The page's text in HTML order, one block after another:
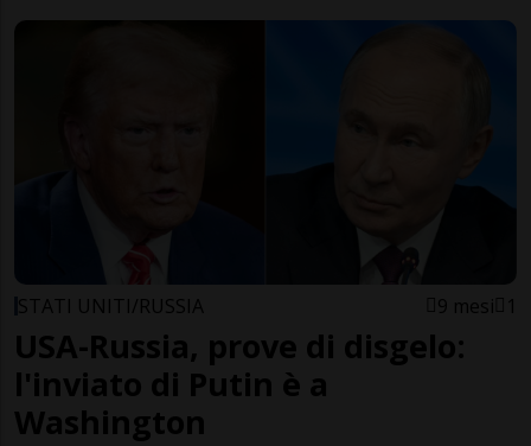
STATI UNITI/RUSSIA 9 mesi 1
USA-Russia, prove di disgelo:
l'inviato di Putin è a
Washington